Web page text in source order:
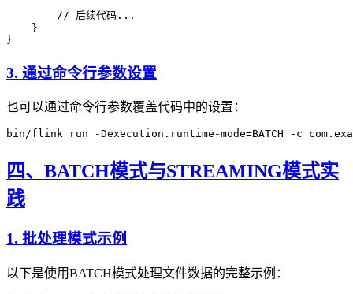
        // 后续代码...
    }
}
3. 通过命令行参数设置
也可以通过命令行参数覆盖代码中的设置：
bin/flink run -Dexecution.runtime-mode=BATCH -c
四、BATCH模式与STREAMING模式实
践
1. 批处理模式示例
以下是使用BATCH模式处理文件数据的完整示例：